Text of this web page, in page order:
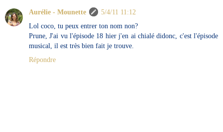
Aurélie - Mounette
5/4/11 11:12
Lol coco, tu peux entrer ton nom non?
Prune, J'ai vu l'épisode 18 hier j'en ai chialé didonc, c'est l'épisode
musical, il est très bien fait je trouve.
Répondre